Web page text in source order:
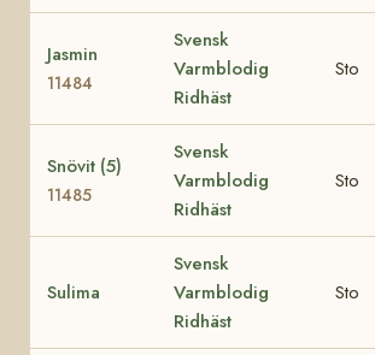
Jasmin
11484
Svensk
Varmblodig
Ridhäst
Sto
Snövit (5)
11485
Svensk
Varmblodig
Ridhäst
Sto
Sulima
Svensk
Varmblodig
Ridhäst
Sto